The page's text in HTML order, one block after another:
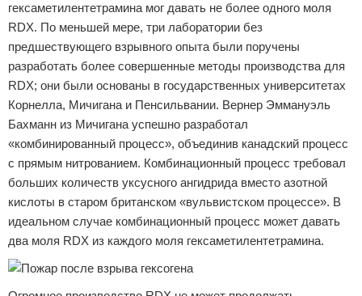
гексаметилентетрамина мог давать не более одного моля
RDX. По меньшей мере, три лаборатории без
предшествующего взрывного опыта были поручены
разработать более совершенные методы производства для
RDX; они были основаны в государственных университетах
Корнелла, Мичигана и Пенсильвании. Вернер Эммануэль
Бахманн из Мичигана успешно разработал
«комбинированный процесс», объединив канадский процесс
с прямым нитрованием. Комбинационный процесс требовал
больших количеств уксусного ангидрида вместо азотной
кислоты в старом британском «вульвистском процессе». В
идеальном случае комбинационный процесс может давать
два моля RDX из каждого моля гексаметилентетрамина.